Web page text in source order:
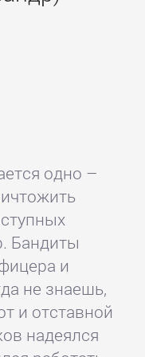
одно –
Бандиты
и
не знаешь,
и отставной
надеялся